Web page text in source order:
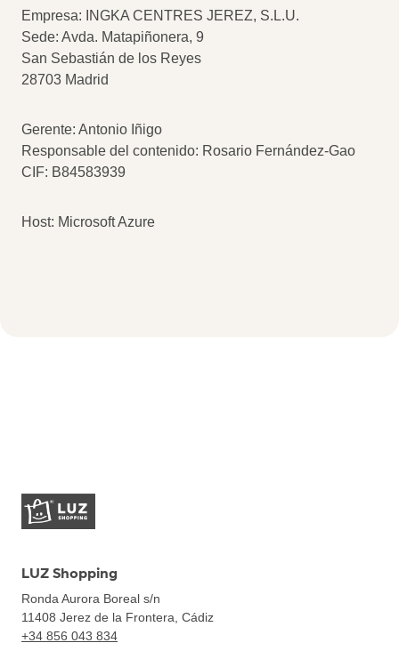
Empresa: INGKA CENTRES JEREZ, S.L.U.
Sede: Avda. Matapiñonera, 9
San Sebastián de los Reyes
28703 Madrid
Gerente: Antonio Iñigo
Responsable del contenido: Rosario Fernández-Gao
CIF: B84583939
Host: Microsoft Azure
LUZ Shopping
Ronda Aurora Boreal s/n
11408 Jerez de la Frontera, Cádiz
+34 856 043 834